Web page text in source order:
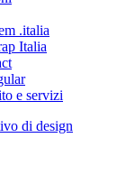
.italia
Italia
e servizi
di design